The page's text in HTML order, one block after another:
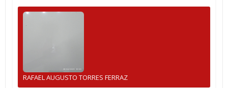
RAFAEL AUGUSTO TORRES FERRAZ